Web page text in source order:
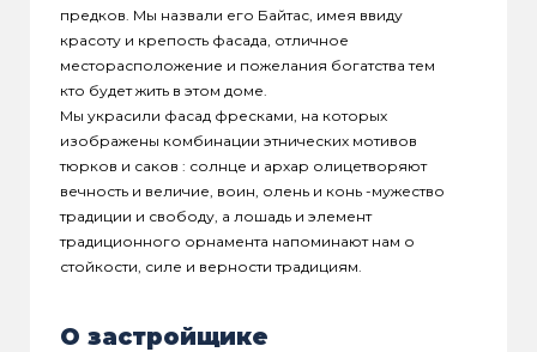
предков. Мы назвали его Байтас, имея ввиду
красоту и крепость фасада, отличное
месторасположение и пожелания богатства тем
кто будет жить в этом доме.
Мы украсили фасад фресками, на которых
изображены комбинации этнических мотивов
тюрков и саков : солнце и архар олицетворяют
вечность и величие, воин, олень и конь -мужество
традиции и свободу, а лошадь и элемент
традиционного орнамента напоминают нам о
стойкости, силе и верности традициям.
О застройщике